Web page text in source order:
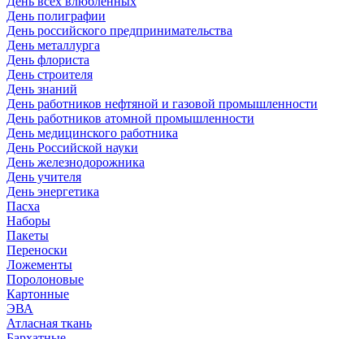
День полиграфии
День российского предпринимательства
День металлурга
День флориста
День строителя
День знаний
День работников нефтяной и газовой промышленности
День работников атомной промышленности
День медицинского работника
День Российской науки
День железнодорожника
День учителя
День энергетика
Пасха
Наборы
Пакеты
Переноски
Ложементы
Поролоновые
Картонные
ЭВА
Атласная ткань